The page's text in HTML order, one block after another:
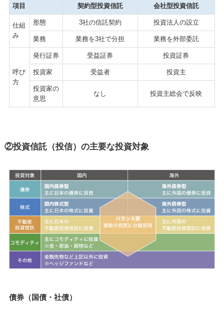
項目 契約型投資信託 会社型投資信託
仕組
み
形態 3社の信託契約 投資法人の設立
業務 業務を3社で分担 業務を外部委託
呼び
方
発行証券 受益証券 投資証券
投資家 受益者 投資主
投資家の
意思
なし 投資主総会で反映
②投資信託（投信）の主要な投資対象
債券（国債・社債）